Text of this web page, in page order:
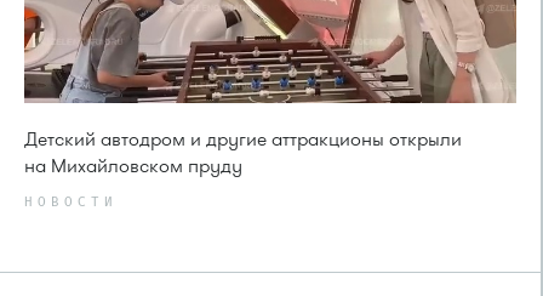
Детский автодром и другие аттракционы открыли
на Михайловском пруду
НОВОСТИ